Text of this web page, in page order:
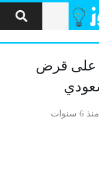
على قرض
منذ 6 سنوات